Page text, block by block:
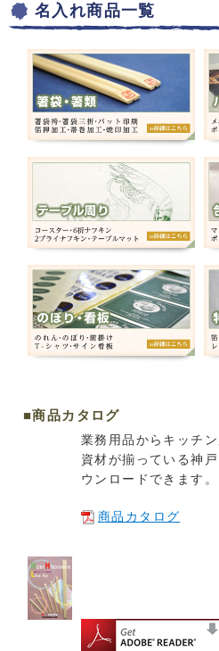
名入れ商品一覧
■商品カタログ
業務用品からキッチ
資材が揃っている神
ウンロードできます。
商品カタログ